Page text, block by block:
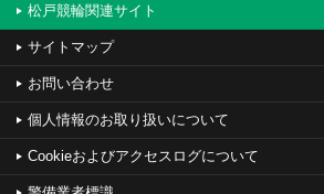
松戸競輪関連サイト
サイトマップ
お問い合わせ
個人情報のお取り扱いについて
Cookieおよびアクセスログについて